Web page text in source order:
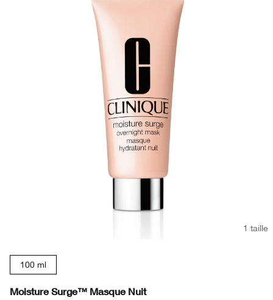
1 taille
100 ml
Moisture Surge™ Masque Nuit